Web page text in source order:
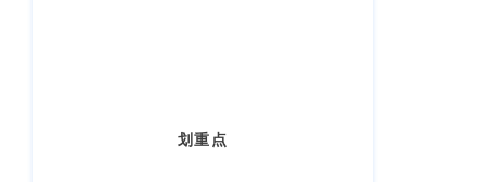
划重点